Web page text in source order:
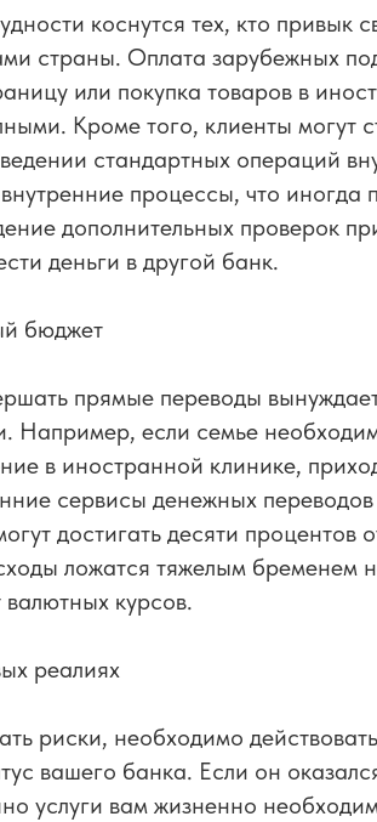
коснутся тех, кто привык
страны. Оплата зарубежных
или покупка товаров в
Кроме того, клиенты могут
стандартных операций
процессы, что иногда
дополнительных проверок
деньги в другой банк.
бюджет
прямые переводы
Например, если семье
в иностранной клинике,
сервисы денежных
достигать десяти процентов
ложатся тяжелым бременем
курсов.
реалиях
риски, необходимо
вашего банка. Если он
услуги вам жизненно